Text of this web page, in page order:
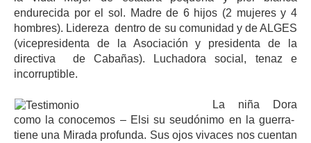
endurecida por el sol. Madre de 6 hijos (2 mujeres y 4
hombres). Lidereza dentro de su comunidad y de ALGES
(vicepresidenta de la Asociación y presidenta de la
directiva de Cabañas). Luchadora social, tenaz e
incorruptible.
La niña Dora
como la conocemos – Elsi su seudónimo en la guerra-
tiene una Mirada profunda. Sus ojos vivaces nos cuentan